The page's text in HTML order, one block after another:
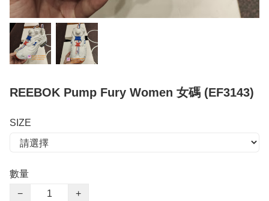
REEBOK Pump Fury Women 女碼 (EF3143)
SIZE
數量
−
+